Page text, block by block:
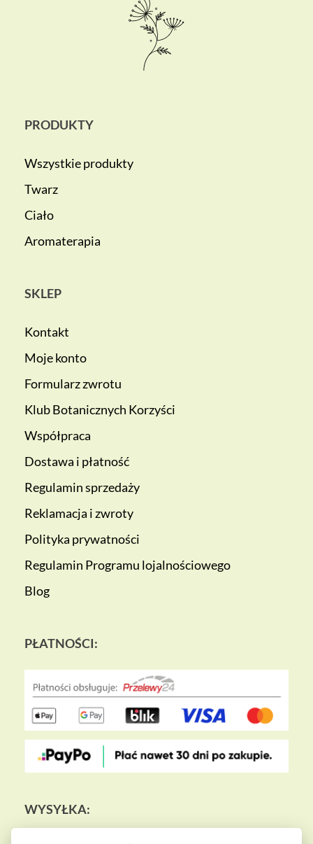
PRODUKTY
Wszystkie produkty
Twarz
Ciało
Aromaterapia
SKLEP
Kontakt
Moje konto
Formularz zwrotu
Klub Botanicznych Korzyści
Współpraca
Dostawa i płatność
Regulamin sprzedaży
Reklamacja i zwroty
Polityka prywatności
Regulamin Programu lojalnościowego
Blog
PŁATNOŚCI:
WYSYŁKA: